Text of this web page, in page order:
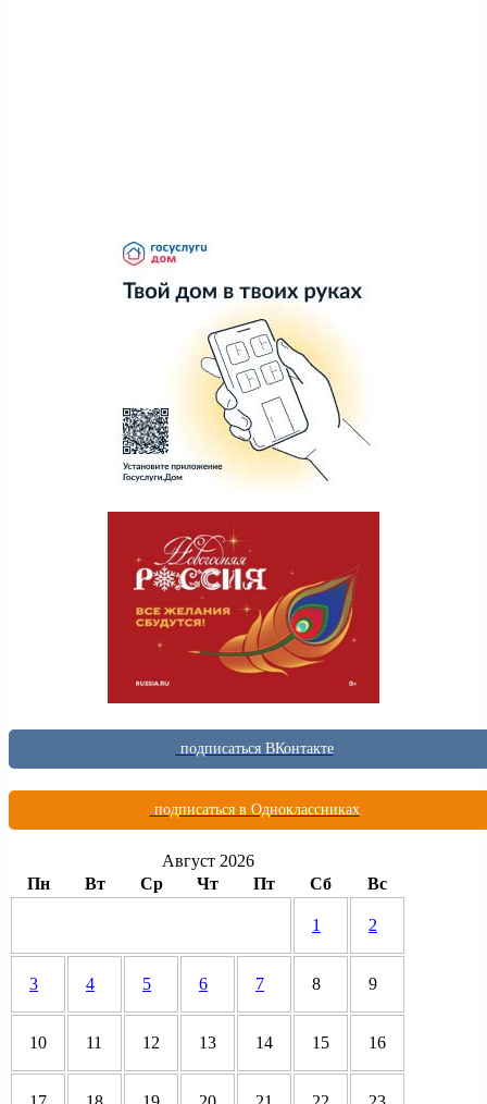
подписаться ВКонтакте
подписаться в Одноклассниках
Август 2026
Пн
Вт Ср Чт Пт Сб Вс
1 2
3 4 5 6 7 8 9
10 11 12 13 14 15 16